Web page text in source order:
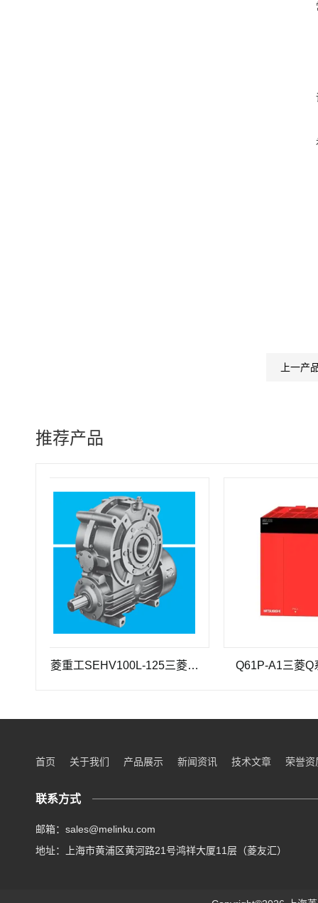
上一产
推荐产品
三菱重工SEHV100L-125三菱重工蜗轮蜗杆减速机SEHV100L-125 Q61P-A1三菱Q系列电
首页 关于我们 产品展示 新闻资讯 技术文章 荣誉资
联系方式
邮箱：sales@melinku.com
地址：上海市黄浦区黄河路21号鸿祥大厦11层（菱友汇）